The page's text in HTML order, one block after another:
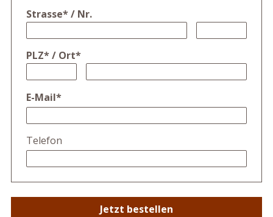
Strasse*/ Nr.
PLZ*/ Ort*
E-Mail*
Telefon
Jetzt bestellen